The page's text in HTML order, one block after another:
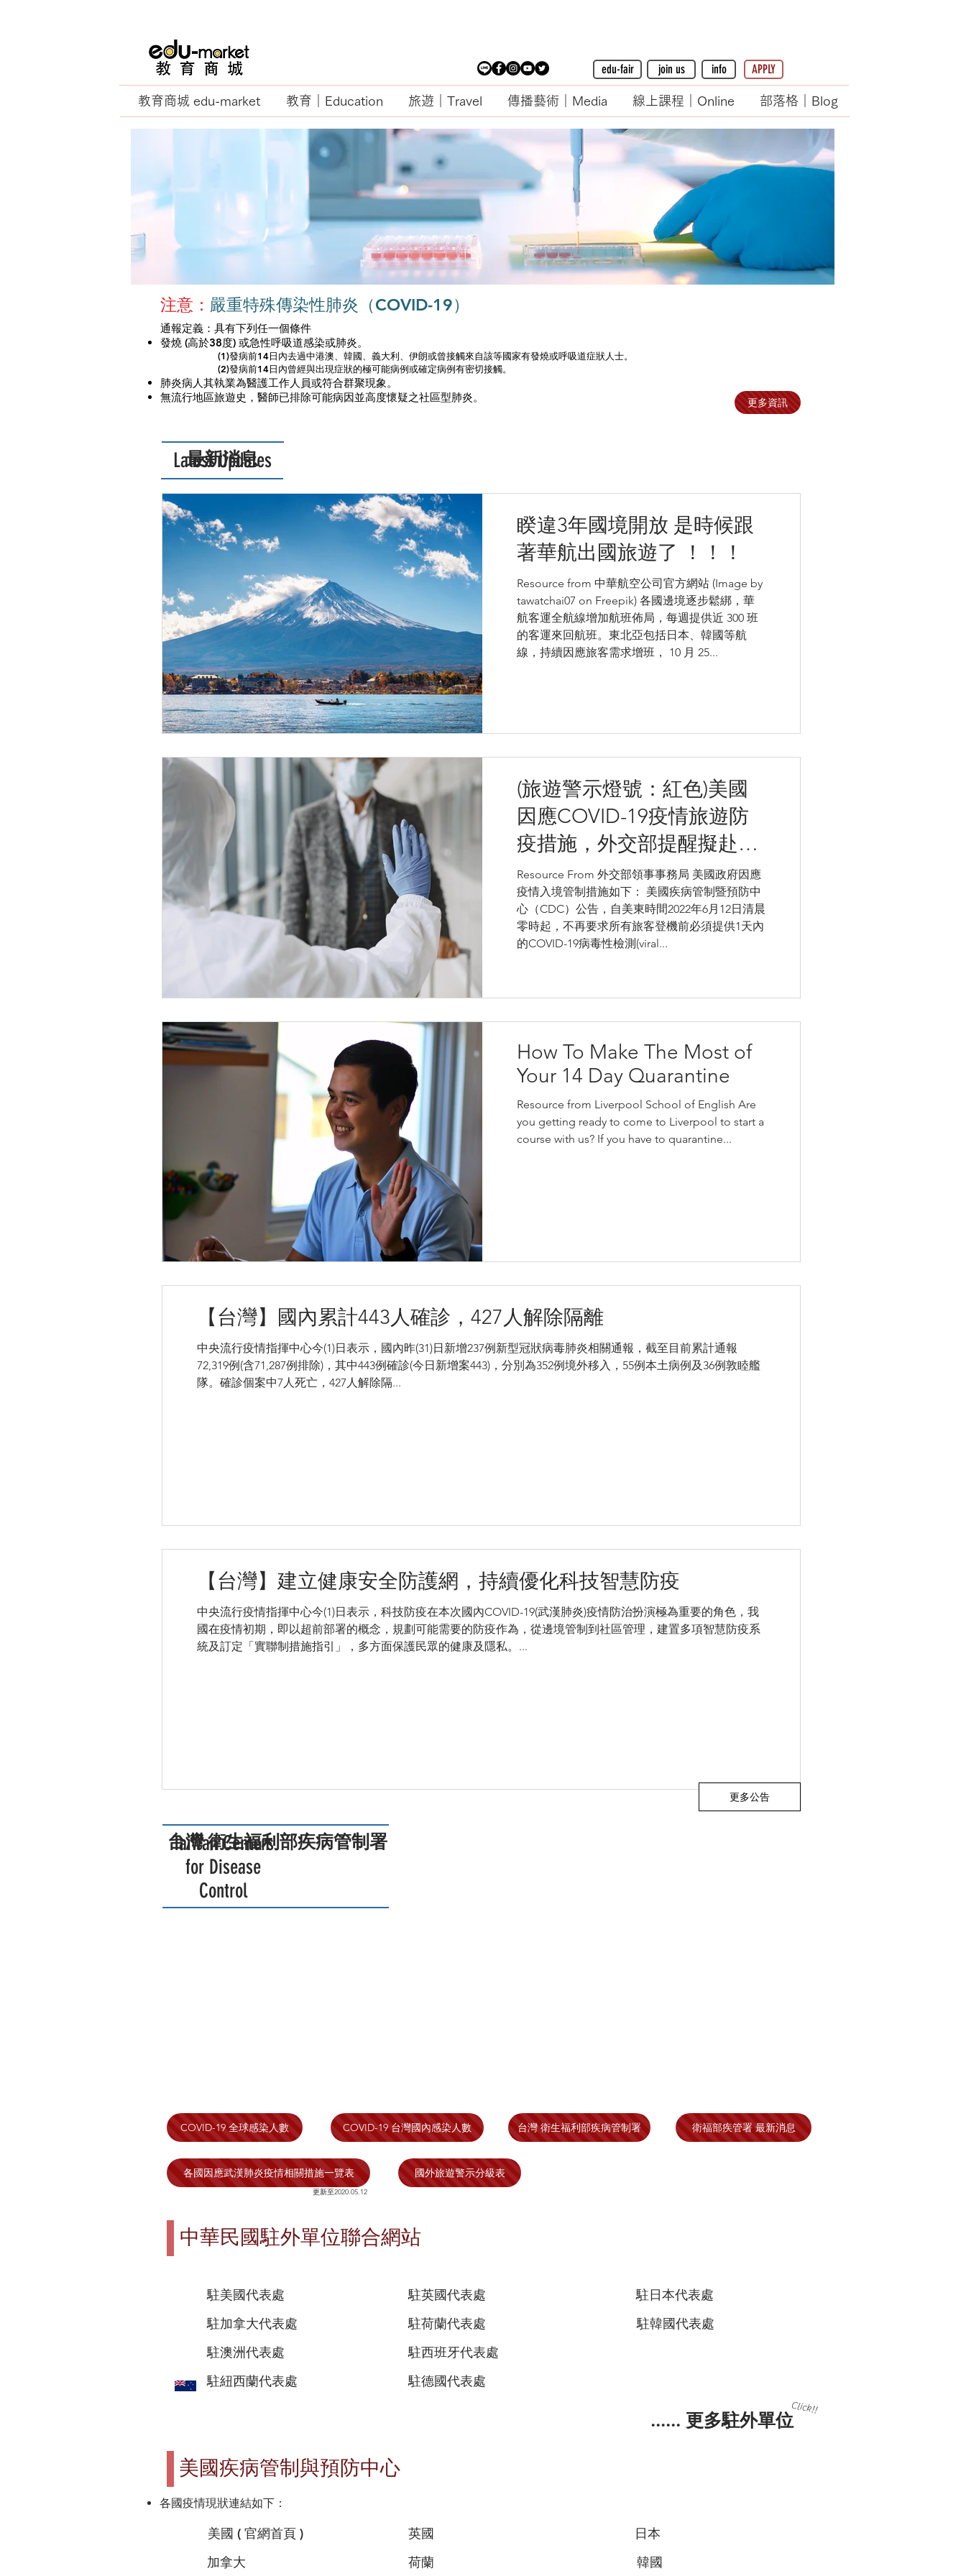
edu-fair join us info APPLY
教育商城 edu-market 教育｜Education 旅遊｜Travel 傳播藝術｜Media 線上課程｜Online 部落格｜Blog
​注意： 嚴重特殊傳染性肺炎（COVID-19）
​通報定義：具有下列任一個條件
發燒 (高於38度) 或急性呼吸道感染或肺炎。
(1)發病前14日內去過中港澳、韓國、義大利、伊朗或曾接觸來自該等國家有發燒或呼吸道症狀人士。
(2)發病前14日內曾經與出現症狀的極可能病例或確定病例有密切接觸。
肺炎病人其執業為醫護工作人員或符合群聚現象。
無流行地區旅遊史，醫師已排除可能病因並高度懷疑之社區型肺炎。
更多資訊
Latest Updates
最新消息
睽違3年國境開放 是時候跟
著華航出國旅遊了 ！！！
Resource from 中華航空公司官方網站 (Image by
tawatchai07 on Freepik) 各國邊境逐步鬆綁，華
航客運全航線增加航班佈局，每週提供近 300 班
的客運來回航班。東北亞包括日本、韓國等航
線，持續因應旅客需求增班， 10 月 25...
(旅遊警示燈號：紅色)美國
因應COVID-19疫情旅遊防
疫措施，外交部提醒擬赴美
之國人隨時注意相關資訊
Resource From 外交部領事事務局 美國政府因應
疫情入境管制措施如下： 美國疾病管制暨預防中
心（CDC）公告，自美東時間2022年6月12日清晨
零時起，不再要求所有旅客登機前必須提供1天內
的COVID-19病毒性檢測(viral...
How To Make The Most of
Your 14 Day Quarantine
Resource from Liverpool School of English Are
you getting ready to come to Liverpool to start a
course with us? If you have to quarantine...
【台灣】國內累計443人確診，427人解除隔離
中央流行疫情指揮中心今(1)日表示，國內昨(31)日新增237例新型冠狀病毒肺炎相關通報，截至目前累計通報
72,319例(含71,287例排除)，其中443例確診(今日新增案443)，分別為352例境外移入，55例本土病例及36例敦睦艦
隊。確診個案中7人死亡，427人解除隔...
【台灣】建立健康安全防護網，持續優化科技智慧防疫
中央流行疫情指揮中心今(1)日表示，科技防疫在本次國內COVID-19(武漢肺炎)疫情防治扮演極為重要的角色，我
國在疫情初期，即以超前部署的概念，規劃可能需要的防疫作為，從邊境管制到社區管理，建置多項智慧防疫系
統及訂定「實聯制措施指引」，多方面保護民眾的健康及隱私。...
更多公告
Taiwan Centers
for Disease
Control
台灣 衛生福利部疾病管制署
COVID-19 全球感染人數 COVID-19 台灣國內感染人數 台灣 衛生福利部疾病管制署 衛福部疾管署 最新消息
各國因應武漢肺炎疫情相關措施一覽表 國外旅遊警示分級表
​更新至2020.05.12
​中華民國駐外單位聯合網站
駐美國代表處
駐加拿大代表處
駐澳洲代表處
駐紐西蘭代表處
駐英國代表處
駐西班牙代表處
駐德國代表處
駐荷蘭代表處
美國疾病管制與預防中心
駐日本代表處
駐韓國代表處
​...... 更多駐外單位
Click!!
各國疫情現狀連結如下：
美國 ( 官網首頁 )
加拿大
英國
荷蘭
日本
韓國